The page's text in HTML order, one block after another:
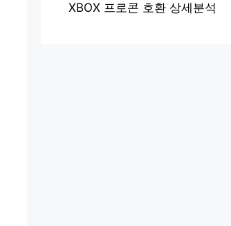
XBOX 프로콘 호환 상세분석